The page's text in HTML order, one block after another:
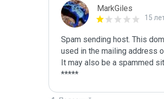
MarkGiles
15
Spam sending host. This
used in the mailing address
It may also be a spammed